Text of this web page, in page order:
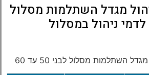
מגדל השתלמות מסלול
לבני 50 עד 60 לדמי ניהול במסלול
השתלמות מסלול לבני 50 עד 60